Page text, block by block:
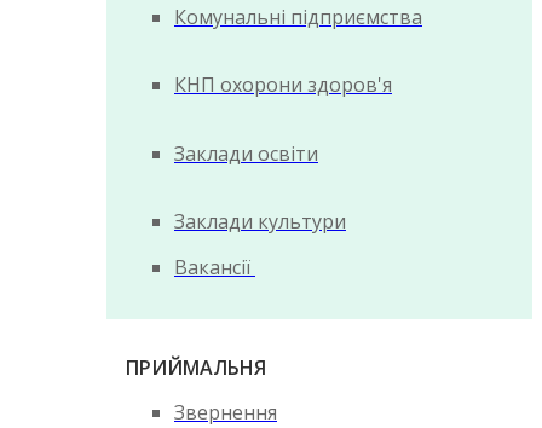
Комунальні підприємства
КНП охорони здоров'я
Заклади освіти
Заклади культури
Вакансії
ПРИЙМАЛЬНЯ
Звернення